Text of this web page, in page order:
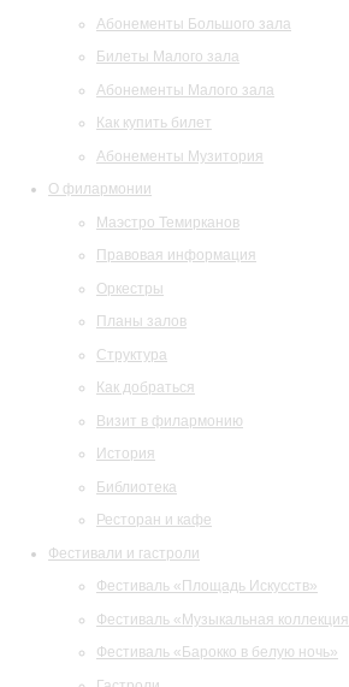
Абонементы Большого зала
Билеты Малого зала
Абонементы Малого зала
Как купить билет
Абонементы Музитория
О филармонии
Маэстро Темирканов
Правовая информация
Оркестры
Планы залов
Структура
Как добраться
Визит в филармонию
История
Библиотека
Ресторан и кафе
Фестивали и гастроли
Фестиваль «Площадь Искусств»
Фестиваль «Музыкальная
Фестиваль «Барокко в белую ночь»